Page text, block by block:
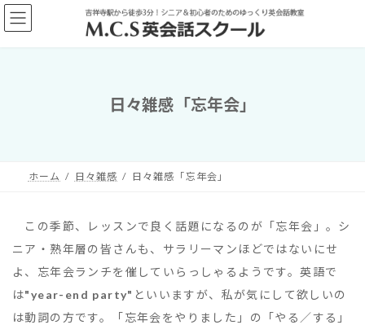
コ
ン
ナ
ビ
日々雑感「忘年会」
ホーム 日々雑感 日々雑感「忘年会」
この季節、レッスンで良く話題になるのが「忘年会」。シ
ニア・熟年層の皆さんも、サラリーマンほどではないにせ
よ、忘年会ランチを催していらっしゃるようです。英語で
は"year-end party" といいますが、私が気にして欲しいの
は動詞の方です。「忘年会をやりました」の「やる／する」